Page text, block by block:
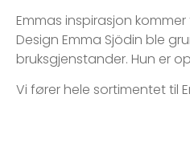
Emmas inspirasjon
Design Emma Sjödin ble
bruksgjenstander. Hun er
Vi fører hele sortimentet til